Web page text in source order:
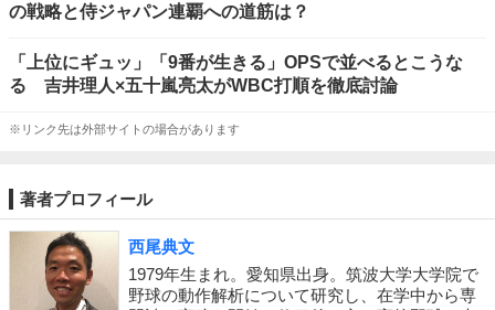
の戦略と侍ジャパン連覇への道筋は？
「上位にギュッ」「9番が生きる」OPSで並べるとこうな
る 吉井理人×五十嵐亮太がWBC打順を徹底討論
※リンク先は外部サイトの場合があります
著者プロフィール
西尾典文
1979年生まれ。愛知県出身。筑波大学大学院で
野球の動作解析について研究し、在学中から専